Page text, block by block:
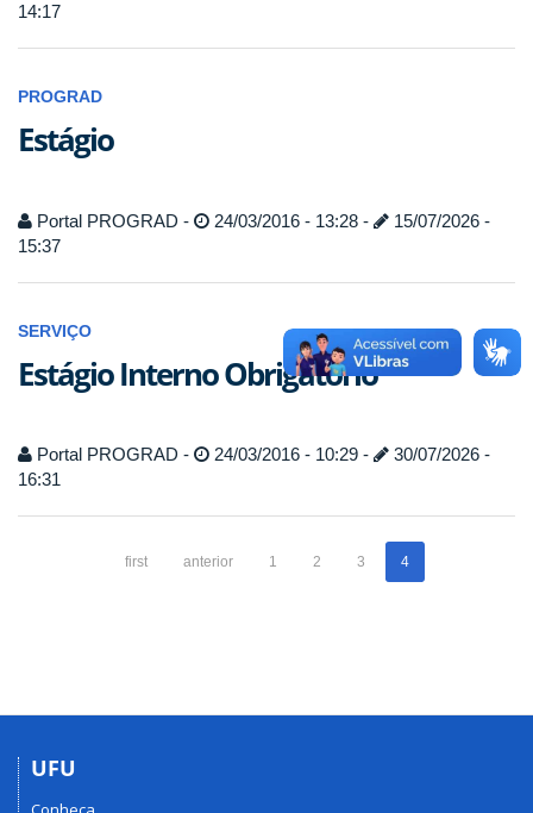
14:17
PROGRAD
Estágio
Portal PROGRAD - 24/03/2016 - 13:28 -
15/07/2026 -
15:37
SERVIÇO
Estágio Interno Obrigatório
Portal PROGRAD - 24/03/2016 - 10:29 -
30/07/2026 -
16:31
first anterior 1 2 3 4
UFU